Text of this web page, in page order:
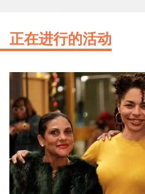
正在进行的活动